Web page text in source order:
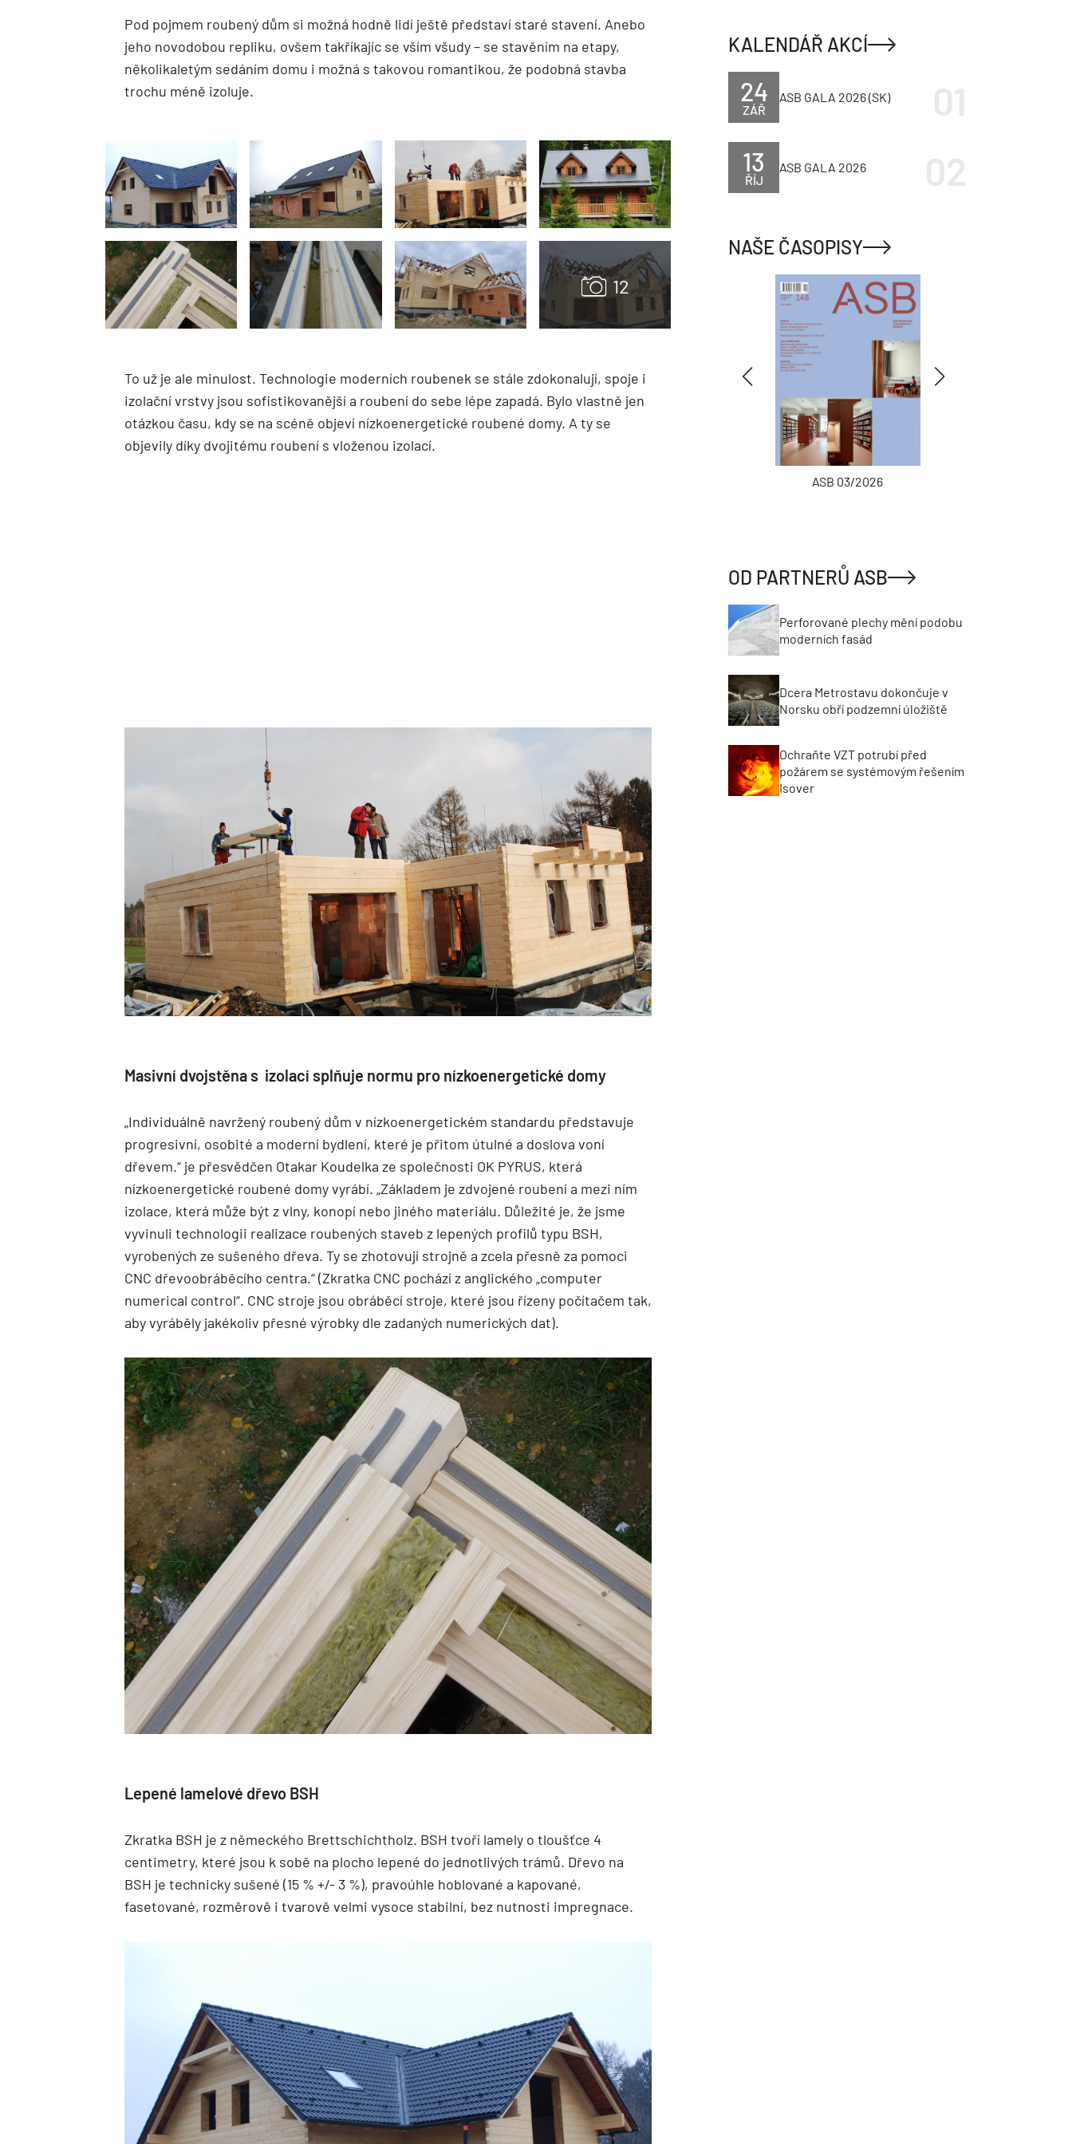
Pod pojmem roubený dům si možná hodně lidí ještě představí staré stavení. Anebo
jeho novodobou repliku, ovšem takříkajíc se vším všudy – se stavěním na etapy,
několikaletým sedáním domu i možná s takovou romantikou, že podobná stavba
trochu méně izoluje.
To už je ale minulost. Technologie moderních roubenek se stále zdokonalují, spoje i
izolační vrstvy jsou sofistikovanější a roubení do sebe lépe zapadá. Bylo vlastně jen
otázkou času, kdy se na scéně objeví nízkoenergetické roubené domy. A ty se
objevily díky dvojitému roubení s vloženou izolací.
Masivní dvojstěna s izolací splňuje normu pro nízkoenergetické domy
„Individuálně navržený roubený dům v nízkoenergetickém standardu představuje
progresivní, osobité a moderní bydlení, které je přitom útulné a doslova voní
dřevem.“ je přesvědčen Otakar Koudelka ze společnosti OK PYRUS, která
nízkoenergetické roubené domy vyrábí. „Základem je zdvojené roubení a mezi ním
izolace, která může být z vlny, konopí nebo jiného materiálu. Důležité je, že jsme
vyvinuli technologii realizace roubených staveb z lepených profilů typu BSH,
vyrobených ze sušeného dřeva. Ty se zhotovují strojně a zcela přesně za pomoci
CNC dřevoobráběcího centra.“ (Zkratka CNC pochází z anglického „computer
numerical control“. CNC stroje jsou obráběcí stroje, které jsou řízeny počítačem tak,
aby vyráběly jakékoliv přesné výrobky dle zadaných numerických dat).
Lepené lamelové dřevo BSH
Zkratka BSH je z německého Brettschichtholz. BSH tvoří lamely o tloušťce 4
centimetry, které jsou k sobě na plocho lepené do jednotlivých trámů. Dřevo na
BSH je technicky sušené (15 % +/- 3 %), pravoúhle hoblované a kapované,
fasetované, rozměrově i tvarově velmi vysoce stabilní, bez nutnosti impregnace.
KALENDÁŘ AKCÍ
ZÁŘ
24 ASB GALA 2026 (SK)
ŘÍJ
13 ASB GALA 2026
NAŠE ČASOPISY
ASB 03/2026
OD PARTNERŮ ASB
Perforované plechy mění podobu
moderních fasád
Dcera Metrostavu dokončuje v
Norsku obří podzemní úložiště
Ochraňte VZT potrubí před
požárem se systémovým řešením
Isover